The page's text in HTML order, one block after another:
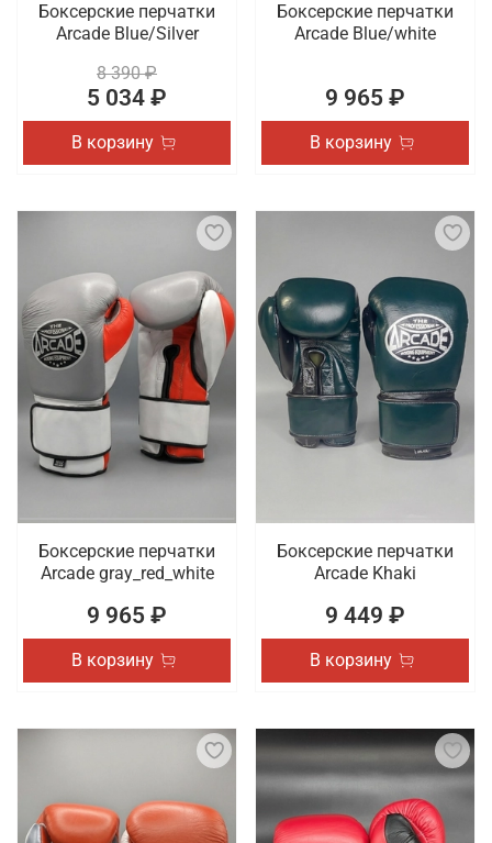
Боксерские перчатки
Arcade Blue/Silver
8 390 ₽
5 034 ₽
В корзину
Боксерские перчатки
Arcade Blue/white
9 965 ₽
В корзину
Боксерские перчатки
Arcade gray_red_white
9 965 ₽
В корзину
Боксерские перчатки
Arcade Khaki
9 449 ₽
В корзину